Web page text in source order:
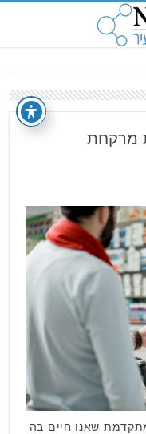
מרקחת
שאנו חיים בה